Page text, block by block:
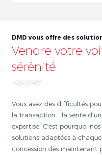
DMD vous offre des
Vendre votre
sérénité
Vous avez des difficultés
la transaction... la vente
expertise. C'est pourquoi
solutions adaptées à
concession dès maintenant